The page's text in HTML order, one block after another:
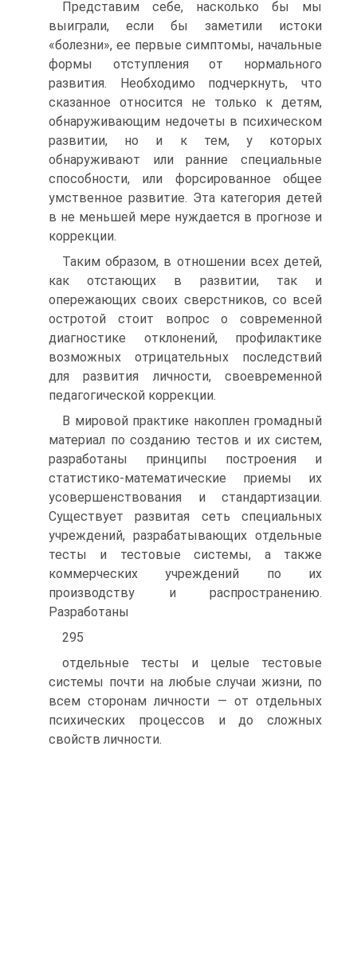
Представим себе, насколько бы мы
выиграли, если бы заметили истоки
«болезни», ее первые симптомы, начальные
формы отступления от нормального
развития. Необходимо подчеркнуть, что
сказанное относится не только к детям,
обнаруживающим недочеты в психическом
развитии, но и к тем, у которых
обнаруживают или ранние специальные
способности, или форсированное общее
умственное развитие. Эта категория детей
в не меньшей мере нуждается в прогнозе и
коррекции.
Таким образом, в отношении всех детей,
как отстающих в развитии, так и
опережающих своих сверстников, со всей
остротой стоит вопрос о современной
диагностике отклонений, профилактике
возможных отрицательных последствий
для развития личности, своевременной
педагогической коррекции.
В мировой практике накоплен громадный
материал по созданию тестов и их систем,
разработаны принципы построения и
статистико-математические приемы их
усовершенствования и стандартизации.
Существует развитая сеть специальных
учреждений, разрабатывающих отдельные
тесты и тестовые системы, а также
коммерческих учреждений по их
производству и распространению.
Разработаны
295
отдельные тесты и целые тестовые
системы почти на любые случаи жизни, по
всем сторонам личности — от отдельных
психических процессов и до сложных
свойств личности.